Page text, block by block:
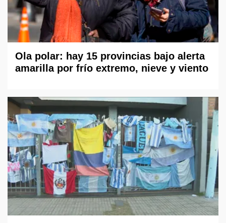
Ola polar: hay 15 provincias bajo alerta
amarilla por frío extremo, nieve y viento